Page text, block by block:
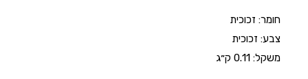
חומר: זכוכית
צבע: זכוכית
משקל: 0.11 ק״ג